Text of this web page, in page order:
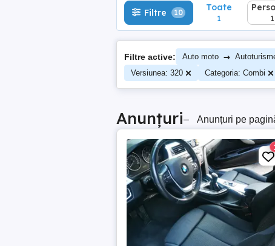
Filtre 10 Toate
1 1
Filtre active: Auto moto →
Versiunea: 320
Categoria: Combi
Anunțuri– Anunțuri pe